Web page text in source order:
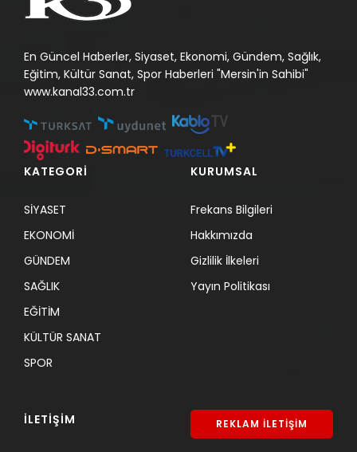
En Güncel Haberler, Siyaset, Ekonomi, Gündem, Sağlık,
Eğitim, Kültür Sanat, Spor Haberleri "Mersin'in Sahibi"
www.kanal33.com.tr
KATEGORİ
SİYASET
EKONOMİ
GÜNDEM
SAĞLIK
EĞİTİM
KÜLTÜR SANAT
SPOR
KURUMSAL
Frekans Bilgileri
Hakkımızda
Gizlilik İlkeleri
Yayın Politikası
İLETİŞİM REKLAM İLETİŞİM